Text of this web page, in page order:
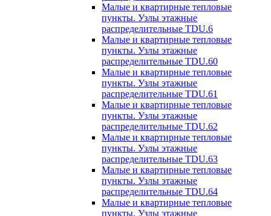
Малые и квартирные тепловые
пункты. Узлы этажные
распределительные TDU.6
Малые и квартирные тепловые
пункты. Узлы этажные
распределительные TDU.60
Малые и квартирные тепловые
пункты. Узлы этажные
распределительные TDU.61
Малые и квартирные тепловые
пункты. Узлы этажные
распределительные TDU.62
Малые и квартирные тепловые
пункты. Узлы этажные
распределительные TDU.63
Малые и квартирные тепловые
пункты. Узлы этажные
распределительные TDU.64
Малые и квартирные тепловые
пункты. Узлы этажные